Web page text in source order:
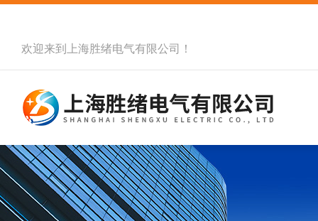
欢迎来到 上海胜绪电气有限公司 ！